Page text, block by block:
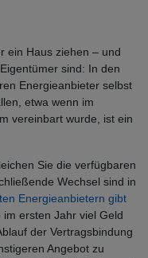
ein Haus ziehen – und
sind: In den
Energieanbieter selbst
etwa wenn im
vereinbart wurde, ist ein
Sie die verfügbaren
Wechsel sind in
Energieanbietern gibt
im ersten Jahr viel Geld
der Vertragsbindung
Angebot zu